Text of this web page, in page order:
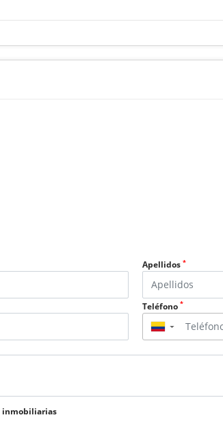
Apellidos *
Teléfono *
▼
inmobiliarias